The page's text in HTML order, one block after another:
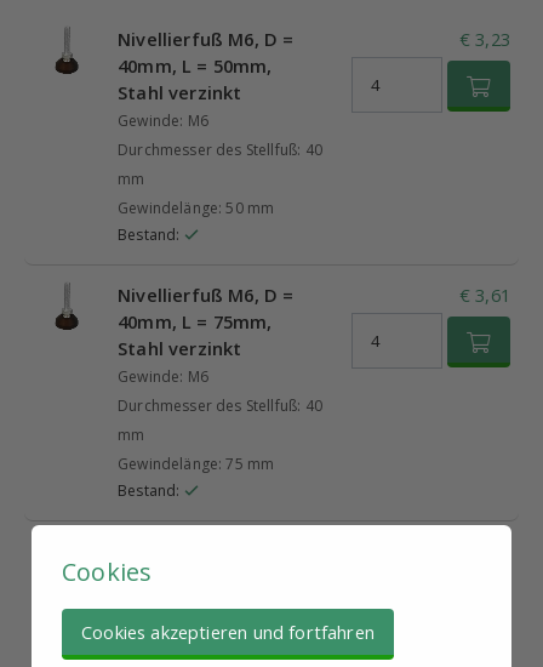
Nivellierfuß M6, D =
40mm, L = 50mm,
Stahl verzinkt
Gewinde: M6
Durchmesser des Stellfuß: 40
mm
Gewindelänge: 50 mm
Bestand:
€ 3,23
Nivellierfuß M6, D =
40mm, L = 75mm,
Stahl verzinkt
Gewinde: M6
Durchmesser des Stellfuß: 40
mm
Gewindelänge: 75 mm
Bestand:
€ 3,61
Cookies
Cookies akzeptieren und fortfahren